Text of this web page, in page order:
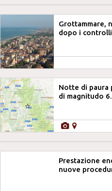
Grottammare,
dopo i
Notte di paura
di magnitudo
Prestazione
nuove